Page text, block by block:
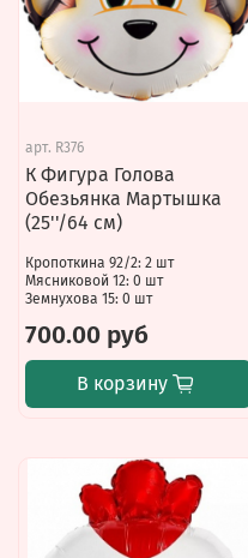
арт. R376
К Фигура Голова
Обезьянка Мартышка
(25''/64 см)
Кропоткина 92/2: 2 шт
Мясниковой 12: 0 шт
Земнухова 15: 0 шт
700.00 руб
В корзину